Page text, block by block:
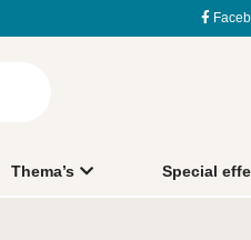
Thema’s Special